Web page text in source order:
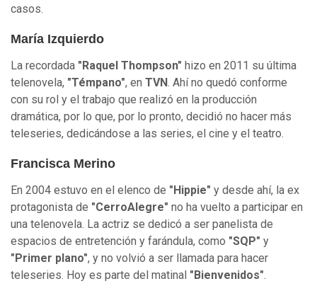
casos.
María Izquierdo
La recordada "Raquel Thompson" hizo en 2011 su última
telenovela, "Témpano", en TVN. Ahí no quedó conforme
con su rol y el trabajo que realizó en la producción
dramática, por lo que, por lo pronto, decidió no hacer más
teleseries, dedicándose a las series, el cine y el teatro.
Francisca Merino
En 2004 estuvo en el elenco de "Hippie" y desde ahí, la ex
protagonista de "CerroAlegre" no ha vuelto a participar en
una telenovela. La actriz se dedicó a ser panelista de
espacios de entretención y farándula, como "SQP" y
"Primer plano", y no volvió a ser llamada para hacer
teleseries. Hoy es parte del matinal "Bienvenidos".